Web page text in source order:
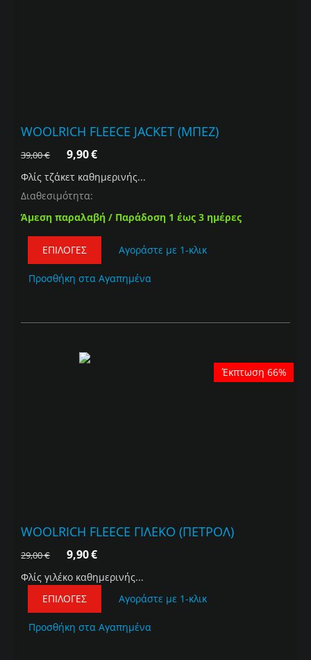
WOOLRICH FLEECE JACKET (ΜΠΕΖ)
39,00€ 9,90€
Φλίς τζάκετ καθημερινής...
Διαθεσιμότητα:
Άμεση παραλαβή / Παράδοση 1 έως 3 ημέρες
ΕΠΙΛΟΓΈΣ Αγοράστε με 1-κλικ
Προσθήκη στα Αγαπημένα
Έκπτωση 66%
WOOLRICH FLEECE ΓΙΛΕΚΟ (ΠΕΤΡΟΛ)
29,00€ 9,90€
Φλίς γιλέκο καθημερινής...
ΕΠΙΛΟΓΈΣ
Αγοράστε με 1-κλικ
Προσθήκη στα Αγαπημένα